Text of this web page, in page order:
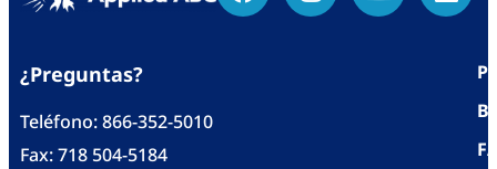
¿Preguntas?
Teléfono:866-352-5010
Fax: 718 504-5184